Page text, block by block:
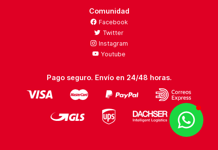
Comunidad
Facebook
Twitter
Instagram
Youtube
Pago seguro. Envío en 24/48 horas.